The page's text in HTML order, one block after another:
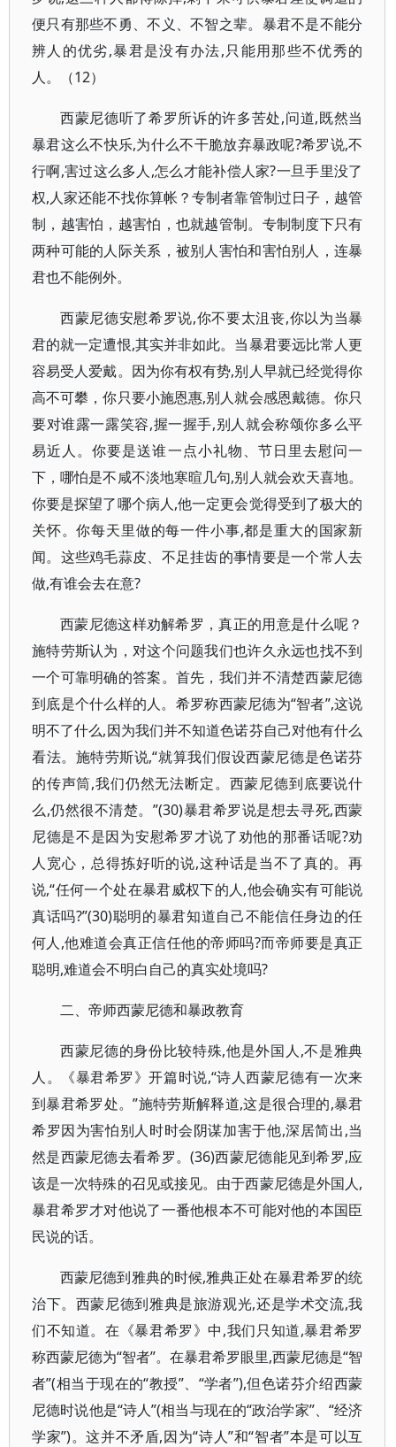
便只有那些不勇、不义、不智之辈。暴君不是不能分
辨人的优劣,暴君是没有办法,只能用那些不优秀的
人。（12）
西蒙尼德听了希罗所诉的许多苦处,问道,既然当
暴君这么不快乐,为什么不干脆放弃暴政呢?希罗说,不
行啊,害过这么多人,怎么才能补偿人家?一旦手里没了
权,人家还能不找你算帐？专制者靠管制过日子，越管
制，越害怕，越害怕，也就越管制。专制制度下只有
两种可能的人际关系，被别人害怕和害怕别人，连暴
君也不能例外。
西蒙尼德安慰希罗说,你不要太沮丧,你以为当暴
君的就一定遭恨,其实并非如此。当暴君要远比常人更
容易受人爱戴。因为你有权有势,别人早就已经觉得你
高不可攀，你只要小施恩惠,别人就会感恩戴德。你只
要对谁露一露笑容,握一握手,别人就会称颂你多么平
易近人。你要是送谁一点小礼物、节日里去慰问一
下，哪怕是不咸不淡地寒暄几句,别人就会欢天喜地。
你要是探望了哪个病人,他一定更会觉得受到了极大的
关怀。你每天里做的每一件小事,都是重大的国家新
闻。这些鸡毛蒜皮、不足挂齿的事情要是一个常人去
做,有谁会去在意?
西蒙尼德这样劝解希罗，真正的用意是什么呢？
施特劳斯认为，对这个问题我们也许久永远也找不到
一个可靠明确的答案。首先，我们并不清楚西蒙尼德
到底是个什么样的人。希罗称西蒙尼德为“智者”,这说
明不了什么,因为我们并不知道色诺芬自己对他有什么
看法。施特劳斯说,“就算我们假设西蒙尼德是色诺芬
的传声筒,我们仍然无法断定。西蒙尼德到底要说什
么,仍然很不清楚。”(30)暴君希罗说是想去寻死,西蒙
尼德是不是因为安慰希罗才说了劝他的那番话呢?劝
人宽心，总得拣好听的说,这种话是当不了真的。再
说,“任何一个处在暴君威权下的人,他会确实有可能说
真话吗?”(30)聪明的暴君知道自己不能信任身边的任
何人,他难道会真正信任他的帝师吗?而帝师要是真正
聪明,难道会不明白自己的真实处境吗?
二、帝师西蒙尼德和暴政教育
西蒙尼德的身份比较特殊,他是外国人,不是雅典
人。《暴君希罗》开篇时说,“诗人西蒙尼德有一次来
到暴君希罗处。”施特劳斯解释道,这是很合理的,暴君
希罗因为害怕别人时时会阴谋加害于他,深居简出,当
然是西蒙尼德去看希罗。(36)西蒙尼德能见到希罗,应
该是一次特殊的召见或接见。由于西蒙尼德是外国人,
暴君希罗才对他说了一番他根本不可能对他的本国臣
民说的话。
西蒙尼德到雅典的时候,雅典正处在暴君希罗的统
治下。西蒙尼德到雅典是旅游观光,还是学术交流,我
们不知道。在《暴君希罗》中,我们只知道,暴君希罗
称西蒙尼德为“智者”。在暴君希罗眼里,西蒙尼德是“智
者”(相当于现在的“教授”、“学者”),但色诺芬介绍西蒙
尼德时说他是“诗人”(相当与现在的“政治学家”、“经济
学家”)。这并不矛盾,因为“诗人”和“智者”本是可以互